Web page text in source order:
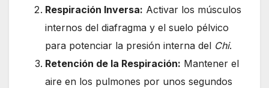
Respiración Inversa: Activar los músculos
internos del diafragma y el suelo pélvico
para potenciar la presión interna del Chi.
Retención de la Respiración: Mantener el
aire en los pulmones por unos segundos